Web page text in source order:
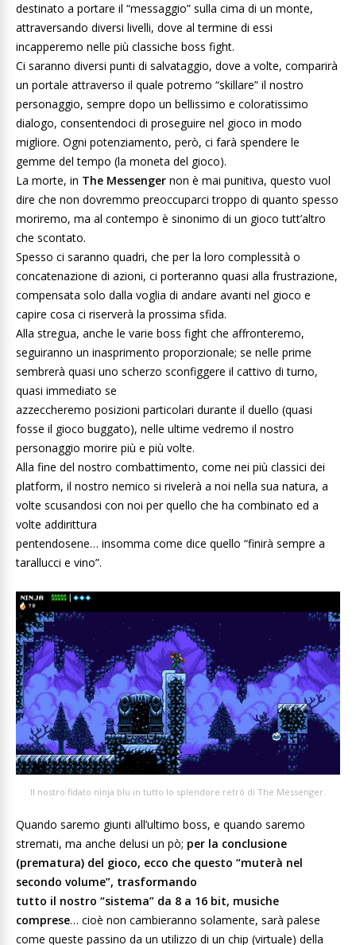
destinato a portare il “messaggio” sulla cima di un monte,
attraversando diversi livelli, dove al termine di essi
incapperemo nelle più classiche boss fight.
Ci saranno diversi punti di salvataggio, dove a volte, comparirà
un portale attraverso il quale potremo “skillare” il nostro
personaggio, sempre dopo un bellissimo e coloratissimo
dialogo, consentendoci di proseguire nel gioco in modo
migliore. Ogni potenziamento, però, ci farà spendere le
gemme del tempo (la moneta del gioco).
La morte, in The Messenger non è mai punitiva, questo vuol
dire che non dovremmo preoccuparci troppo di quanto spesso
moriremo, ma al contempo è sinonimo di un gioco tutt’altro
che scontato.
Spesso ci saranno quadri, che per la loro complessità o
concatenazione di azioni, ci porteranno quasi alla frustrazione,
compensata solo dalla voglia di andare avanti nel gioco e
capire cosa ci riserverà la prossima sfida.
Alla stregua, anche le varie boss fight che affronteremo,
seguiranno un inasprimento proporzionale; se nelle prime
sembrerà quasi uno scherzo sconfiggere il cattivo di turno,
quasi immediato se
azzeccheremo posizioni particolari durante il duello (quasi
fosse il gioco buggato), nelle ultime vedremo il nostro
personaggio morire più e più volte.
Alla fine del nostro combattimento, come nei più classici dei
platform, il nostro nemico si rivelerà a noi nella sua natura, a
volte scusandosi con noi per quello che ha combinato ed a
volte addirittura
pentendosene… insomma come dice quello “finirà sempre a
tarallucci e vino”.
Il nostro fidato ninja blu in tutto lo splendore retrò di The Messenger.
Quando saremo giunti all’ultimo boss, e quando saremo
stremati, ma anche delusi un pò; per la conclusione
(prematura) del gioco, ecco che questo “muterà nel
secondo volume”, trasformando
tutto il nostro “sistema” da 8 a 16 bit, musiche
comprese… cioè non cambieranno solamente, sarà palese
come queste passino da un utilizzo di un chip (virtuale) della